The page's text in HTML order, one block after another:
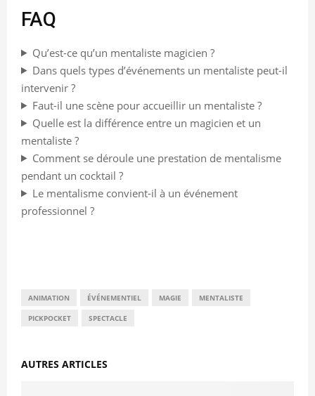
FAQ
Qu’est-ce qu’un mentaliste magicien ?
Dans quels types d’événements un mentaliste peut-il
intervenir ?
Faut-il une scène pour accueillir un mentaliste ?
Quelle est la différence entre un magicien et un
mentaliste ?
Comment se déroule une prestation de mentalisme
pendant un cocktail ?
Le mentalisme convient-il à un événement
professionnel ?
ANIMATION ÉVÉNEMENTIEL MAGIE MENTALISTE
PICKPOCKET SPECTACLE
AUTRES ARTICLES